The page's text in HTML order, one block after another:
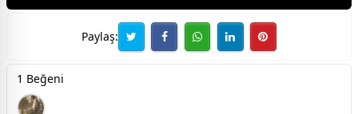
Paylaş:
1 Beğeni